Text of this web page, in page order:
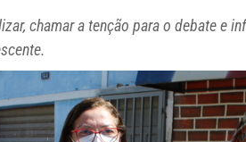
chamar a tenção para o debate e